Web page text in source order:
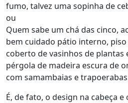
fumo, talvez uma sopinha de
ou
Quem sabe um chá das cinco,
bem cuidado pátio interno,
coberto de vasinhos de plantas
pérgola de madeira escura de
com samambaias e
É, de fato, o design na cabeça